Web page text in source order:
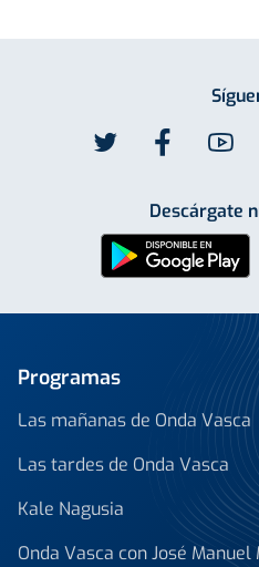
Descárgate
Programas
Las mañanas de Onda Vasca
Las tardes de Onda Vasca
Kale Nagusia
Onda Vasca con José Manuel